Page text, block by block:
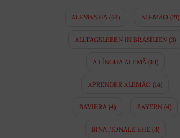
ALEMANHA (64) ALEMÃO (21)
ALLTAGSLEBEN IN BRASILIEN(3)
A LÍNGUA ALEMÃ (10)
APRENDER ALEMÃO (14)
BAVIERA (4) BAYERN (4)
BINATIONALE EHE(3)